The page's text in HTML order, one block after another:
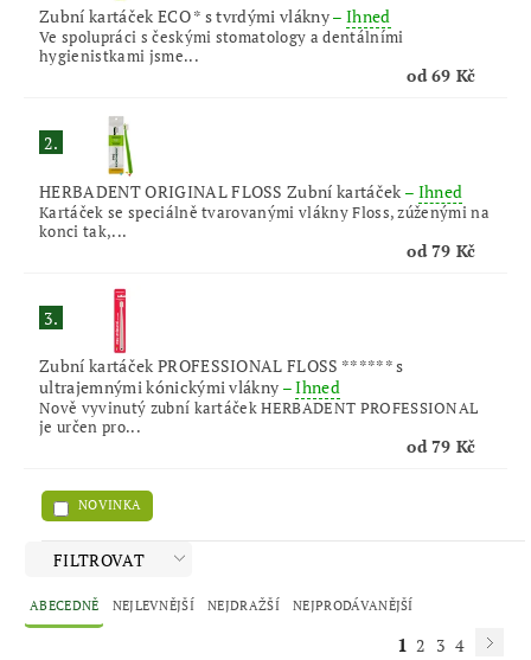
Zubní kartáček ECO * s tvrdými vlákny– Ihned
Ve spolupráci s českými stomatology a dentálními
hygienistkami jsme...
od 69 Kč
2.
HERBADENT ORIGINAL FLOSS Zubní kartáček – Ihned
Kartáček se speciálně tvarovanými vlákny Floss, zúženými na
konci tak,...
od 79 Kč
3.
Zubní kartáček PROFESSIONAL FLOSS ****** s
ultrajemnými kónickými vlákny –Ihned
Nově vyvinutý zubní kartáček HERBADENT PROFESSIONAL
je určen pro...
od 79 Kč
NOVINKA
FILTROVAT
ABECEDNĚ NEJLEVNĚJŠÍ NEJDRAŽŠÍ NEJPRODÁVANĚJŠÍ
1 2 3 4